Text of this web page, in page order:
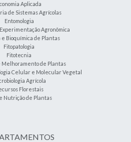
Aplicada
de Sistemas Agrícolas
Entomologia
Agronômica
e Bioquímica de Plantas
Fitopatologia
Fitotecnia
de Plantas
Celular e Molecular Vegetal
Agrícola
Florestais
e Nutrição de Plantas